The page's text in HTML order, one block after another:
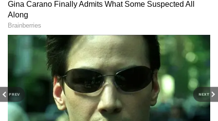
PREV NEXT
லேபிள் ஒட்டி விற்கப்படும் இறைச்சி, தேன்,
தானியங்கள், பருப்பு வகைகள்
ஆகியவற்றுக்கு 5 % ஜிஎஸ்டி வரி
விதிக்கப்பட்டது. இந்த பொருட்கள்
அனைத்தும் சாமானிய மக்கள் அன்றாடம்
பயன்படுத்துவை. இவை விலை